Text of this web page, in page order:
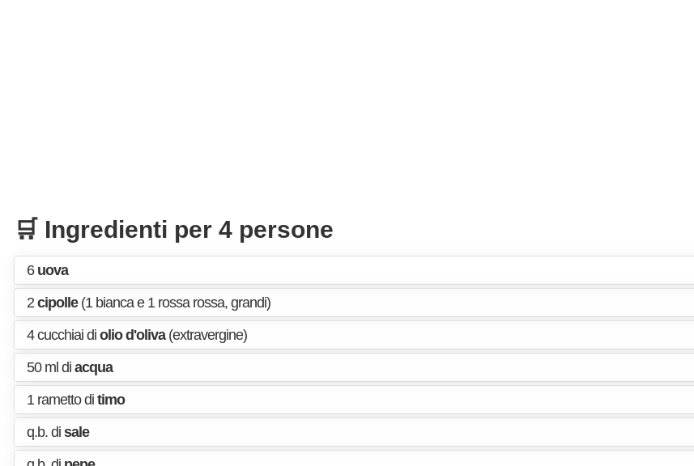
🛒 Ingredienti per 4 persone
6 uova
2 cipolle(1 bianca e 1 rossa rossa, grandi)
4 cucchiai di olio d'oliva(extravergine)
50 ml di acqua
1 rametto di timo
q.b. di sale